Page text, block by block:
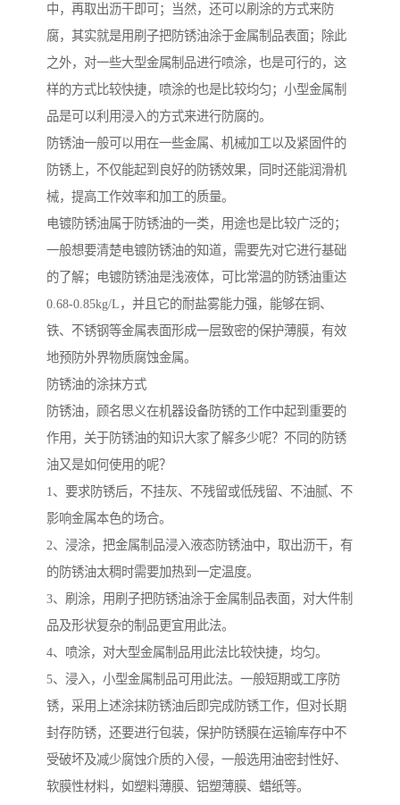
中，再取出沥干即可；当然，还可以刷涂的方式来防
腐，其实就是用刷子把防锈油涂于金属制品表面；除此
之外，对一些大型金属制品进行喷涂，也是可行的，这
样的方式比较快捷，喷涂的也是比较均匀；小型金属制
品是可以利用浸入的方式来进行防腐的。
防锈油一般可以用在一些金属、机械加工以及紧固件的
防锈上，不仅能起到良好的防锈效果，同时还能润滑机
械，提高工作效率和加工的质量。
电镀防锈油属于防锈油的一类，用途也是比较广泛的；
一般想要清楚电镀防锈油的知道，需要先对它进行基础
的了解；电镀防锈油是浅液体，可比常温的防锈油重达
0.68-0.85kg/L，并且它的耐盐雾能力强，能够在铜、
铁、不锈钢等金属表面形成一层致密的保护薄膜，有效
地预防外界物质腐蚀金属。
防锈油的涂抹方式
防锈油，顾名思义在机器设备防锈的工作中起到重要的
作用，关于防锈油的知识大家了解多少呢？不同的防锈
油又是如何使用的呢？
1、要求防锈后，不挂灰、不残留或低残留、不油腻、不
影响金属本色的场合。
2、浸涂，把金属制品浸入液态防锈油中，取出沥干，有
的防锈油太稠时需要加热到一定温度。
3、刷涂，用刷子把防锈油涂于金属制品表面，对大件制
品及形状复杂的制品更宜用此法。
4、喷涂，对大型金属制品用此法比较快捷，均匀。
5、浸入，小型金属制品可用此法。一般短期或工序防
锈，采用上述涂抹防锈油后即完成防锈工作，但对长期
封存防锈，还要进行包装，保护防锈膜在运输库存中不
受破坏及减少腐蚀介质的入侵，一般选用油密封性好、
软膜性材料，如塑料薄膜、铝塑薄膜、蜡纸等。